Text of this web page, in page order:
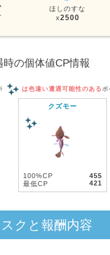
ほしのすな
x2500
時の個体値CP情報
は色違い遭遇可能性のある ポ
クズモー
100%CP
455
最低CP
421
スクと報酬内容